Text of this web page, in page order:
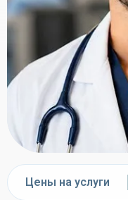
Цены на услуги